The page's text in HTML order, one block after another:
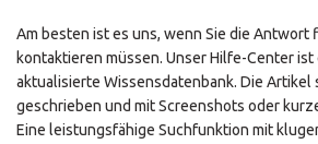
Am besten ist es uns, wenn Sie die Antwort
kontaktieren müssen. Unser Hilfe-Center
aktualisierte Wissensdatenbank. Die Artikel
geschrieben und mit Screenshots oder
Eine leistungsfähige Suchfunktion mit